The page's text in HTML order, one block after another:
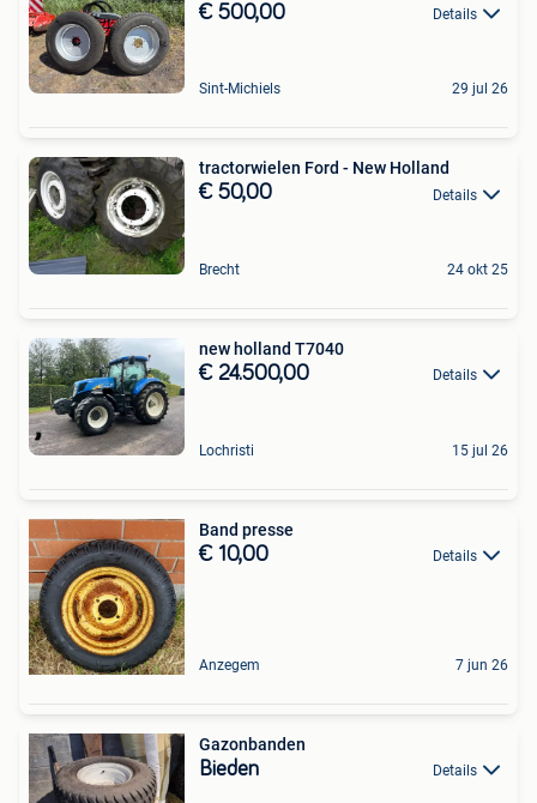
€ 500,00 Details
Sint-Michiels 29 jul 26
tractorwielen Ford - New Holland
€ 50,00 Details
Brecht 24 okt 25
new holland T7040
€ 24.500,00 Details
Lochristi 15 jul 26
Band presse
€ 10,00 Details
Anzegem 7 jun 26
Gazonbanden
Bieden Details